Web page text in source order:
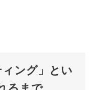
ング」とい